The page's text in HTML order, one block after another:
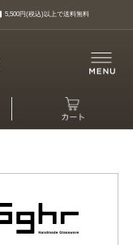
5,500円(税込)以上で送料無料